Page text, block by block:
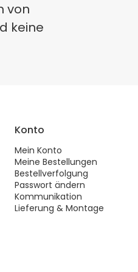
von
keine
Konto
Mein Konto
Meine Bestellungen
Bestellverfolgung
Passwort ändern
Kommunikation
Lieferung & Montage